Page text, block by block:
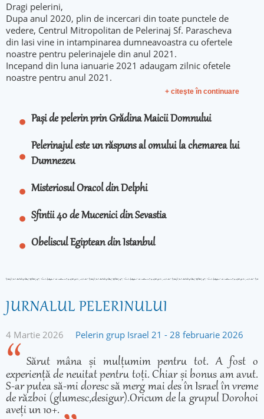
Dragi pelerini,
Dupa anul 2020, plin de incercari din toate punctele de
vedere, Centrul Mitropolitan de Pelerinaj Sf. Parascheva
din Iasi vine in intampinarea dumneavoastra cu ofertele
noastre pentru pelerinajele din anul 2021.
Incepand din luna ianuarie 2021 adaugam zilnic ofetele
noastre pentru anul 2021.
+ citeşte în continuare
Pași de pelerin prin Grădina Maicii Domnului
Pelerinajul este un răspuns al omului la chemarea lui
Dumnezeu
Misteriosul Oracol din Delphi
Sfintii 40 de Mucenici din Sevastia
Obeliscul Egiptean din Istanbul
JURNALUL PELERINULUI
4 Martie 2026 Pelerin grup Israel 21 - 28 februarie 2026
Sărut mâna și mulțumim pentru tot. A fost o
experiență de neuitat pentru toți. Chiar și bonus am avut.
S-ar putea să-mi doresc să merg mai des în Israel în vreme
de război (glumesc,desigur).Oricum de la grupul Dorohoi
aveți un 10+.